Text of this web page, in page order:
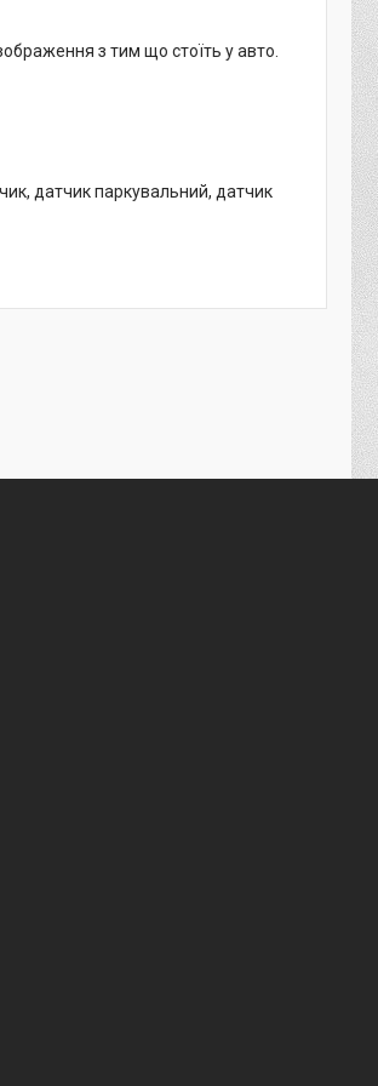
з тим що стоїть у авто.
датчик паркувальний, датчик